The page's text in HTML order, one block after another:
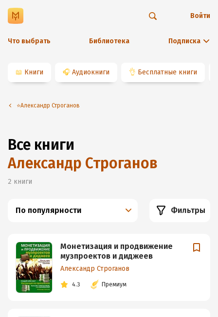
Что выбрать Библиотека Подписка
Войти
📖 Книги 🎧 Аудиокниги 👌 Бесплатные книги
⭐️Александр Строганов
Все книги
Александр Строганов
2 книги
По популярности Фильтры
Монетизация и продвижение
музпроектов и диджеев
Александр Строганов
4.3 Премиум